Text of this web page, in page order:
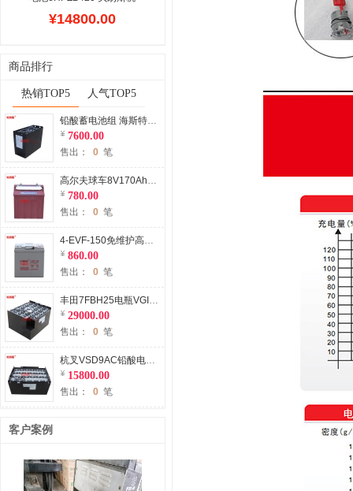
州叉车电池48V420Ah
斯公司主营杭州J系列1.8吨
或者标准配置型号,价格低
瓶保养维护方面,拥有十多
年行业经验,交货及时,拥有
数十名技术团队,支持在线
技术指导.
¥14800.00
商品排行
热销TOP5 人气TOP5
铅酸蓄电池组 海斯特P2.0SE电动托盘搬运车电瓶3PzS345 Hyster美国海斯特叉车电瓶配件
7600.00
售出： 0 笔
高尔夫球车8V170Ah蓄电池厂家 加水蓄电池4-EV-145球场电动车专用
780.00
售出： 0 笔
4-EVF-150免维护高尔夫球车蓄电池 8V150Ah电动高尔夫球车胶体电池
860.00
售出： 0 笔
丰田7FBH25电瓶VGI845叉车蓄电池 TOYOTA 7FBH25电动叉车电池厂家
29000.00
售出： 0 笔
杭叉VSD9AC铅酸电瓶适用杭州叉车1吨平衡重叉车电池48V450Ah
15800.00
售出： 0 笔
客户案例